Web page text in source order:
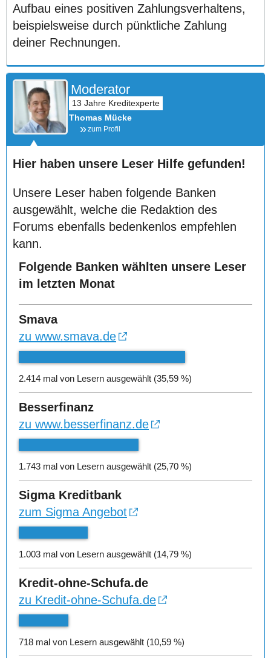
Aufbau eines positiven Zahlungsverhaltens,
beispielsweise durch pünktliche Zahlung
deiner Rechnungen.
Moderator
Thomas Mücke
zum Profil
Hier haben unsere Leser Hilfe gefunden!
Unsere Leser haben folgende Banken
ausgewählt, welche die Redaktion des
Forums ebenfalls bedenkenlos empfehlen
kann.
Folgende Banken wählten unsere Leser
im letzten Monat
Smava
zu www.smava.de
2.414 mal von Lesern ausgewählt (35,59 %)
Besserfinanz
zu www.besserfinanz.de
1.743 mal von Lesern ausgewählt (25,70 %)
Sigma Kreditbank
zum Sigma Angebot
1.003 mal von Lesern ausgewählt (14,79 %)
Kredit-ohne-Schufa.de
zu Kredit-ohne-Schufa.de
718 mal von Lesern ausgewählt (10,59 %)